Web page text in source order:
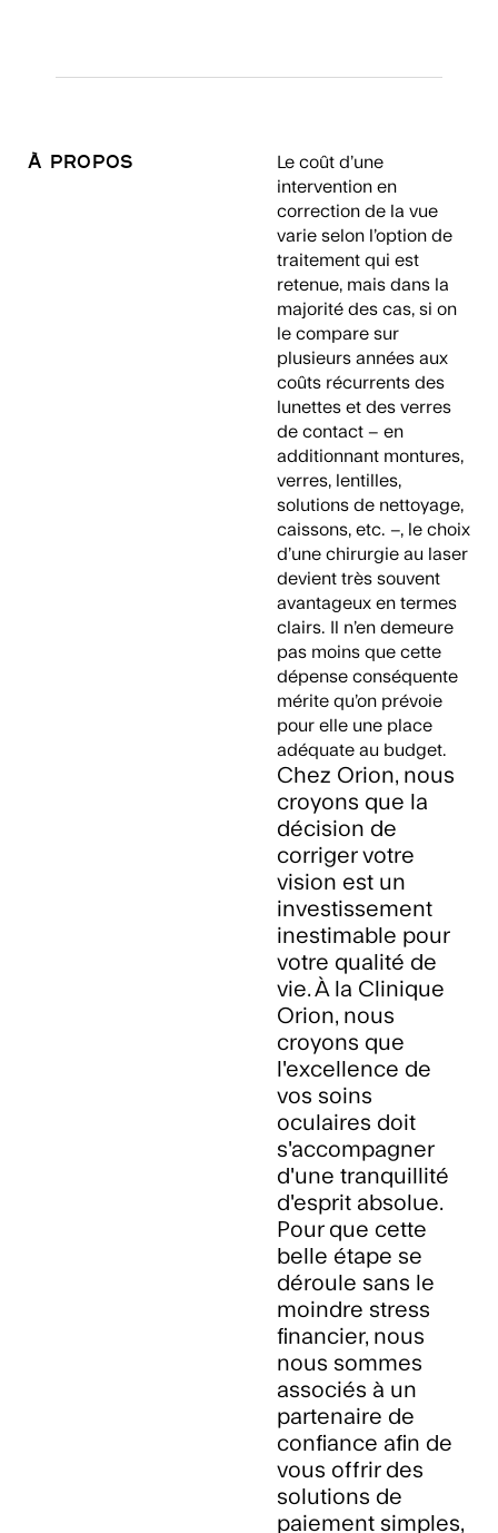
À propos
Le coût d’une
intervention en
correction de la vue
varie selon l’option de
traitement qui est
retenue, mais dans la
majorité des cas, si on
le compare sur
plusieurs années aux
coûts récurrents des
lunettes et des verres
de contact – en
additionnant montures,
verres, lentilles,
solutions de nettoyage,
caissons, etc. –, le choix
d’une chirurgie au laser
devient très souvent
avantageux en termes
clairs. Il n’en demeure
pas moins que cette
dépense conséquente
mérite qu’on prévoie
pour elle une place
adéquate au budget.
Chez Orion, nous
croyons que la
décision de
corriger votre
vision est un
investissement
inestimable pour
votre qualité de
vie. À la Clinique
Orion, nous
croyons que
l'excellence de
vos soins
oculaires doit
s'accompagner
d'une tranquillité
d'esprit absolue.
Pour que cette
belle étape se
déroule sans le
moindre stress
financier, nous
nous sommes
associés à un
partenaire de
confiance afin de
vous offrir des
solutions de
paiement simples,